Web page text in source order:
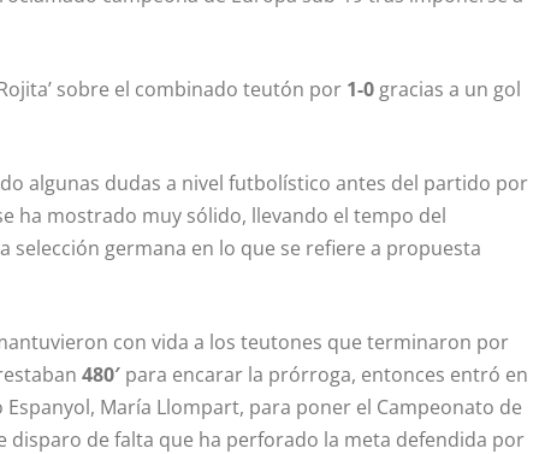
sobre el combinado teutón por 1-0 gracias a un gol
algunas dudas a nivel futbolístico antes del partido por
ha mostrado muy sólido, llevando el tempo del
germana en lo que se refiere a propuesta
con vida a los teutones que terminaron por
480′ para encarar la prórroga, entonces entró en
María Llompart, para poner el Campeonato de
de falta que ha perforado la meta defendida por